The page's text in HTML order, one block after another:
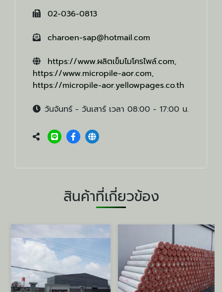
02-036-0813
charoen-sap@hotmail.com
https://www.ผลิตเข็มไมโครไพล์.com,
https://www.micropile-aor.com,
https://micropile-aor.yellowpages.co.th
วันจันทร์ - วันเสาร์ เวลา 08:00 - 17:00 น.
สินค้าที่เกี่ยวข้อง